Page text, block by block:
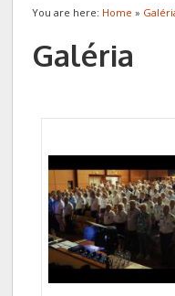
You are here: Home »
Galéria